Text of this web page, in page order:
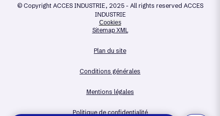
© Copyright ACCES INDUSTRIE, 2025 - All rights reserved ACCES
INDUSTRIE
Cookies
Sitemap XML
Plan du site
Conditions générales
Mentions légales
Politique de confidentialité